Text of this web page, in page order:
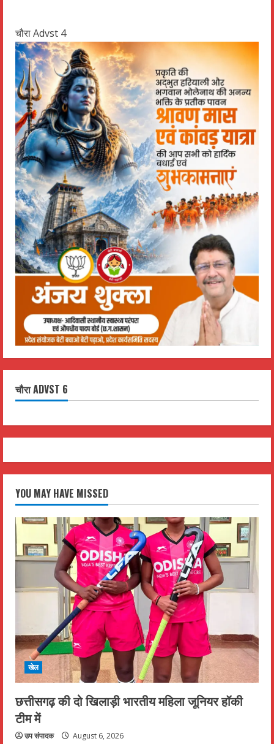
चौरा Advst 4
चौरा ADVST 6
YOU MAY HAVE MISSED
खेल
छत्तीसगढ़ की दो खिलाड़ी भारतीय महिला जूनियर हॉकी
टीम में
उप संपादक August 6, 2026